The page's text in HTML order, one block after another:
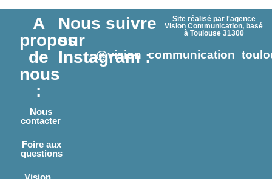
A
propos
de
nous
:
Nous
contacter
Foire aux
questions
Vision
Nous suivre
sur
Instagram :
Site réalisé par l'agence
Vision Communication, basé
à Toulouse 31300